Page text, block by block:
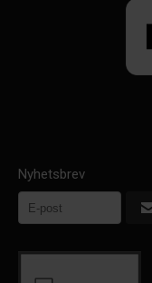
Nyhetsbrev